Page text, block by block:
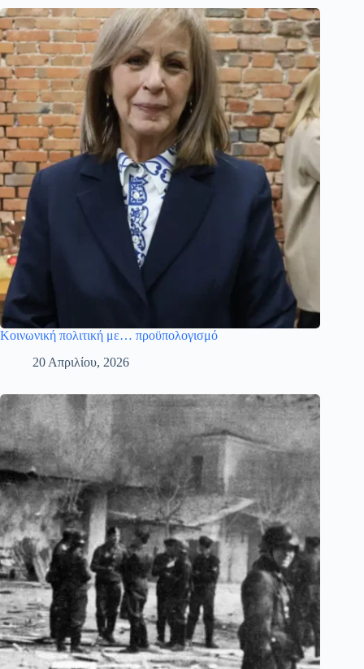
Κοινωνική πολιτική με… προϋπολογισμό
20 Απριλίου, 2026